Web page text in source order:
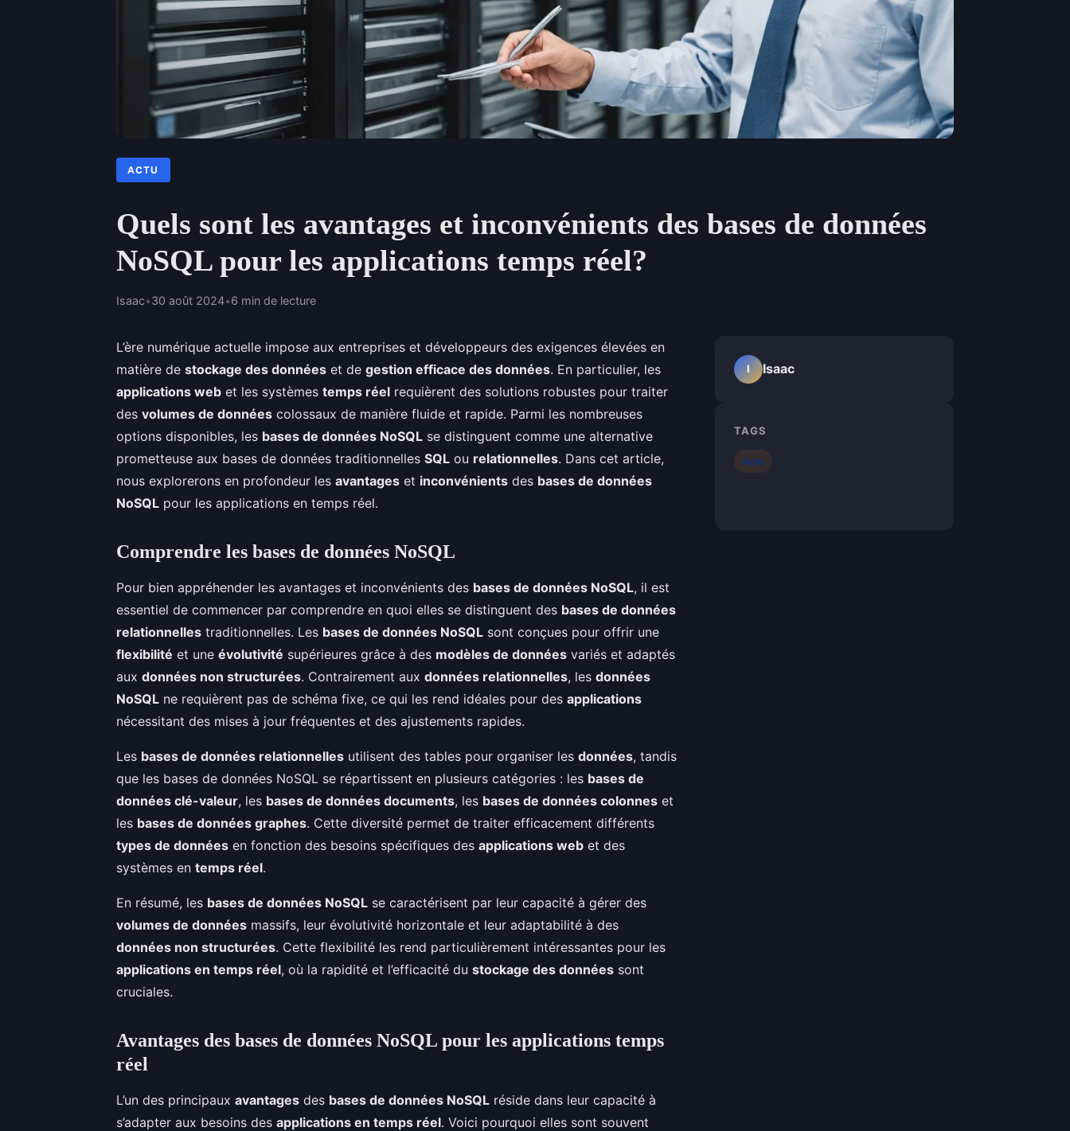
ACTU
Quels sont les avantages et inconvénients des bases de données
NoSQL pour les applications temps réel?
Isaac•30 août 2024•6 min de lecture
L’ère numérique actuelle impose aux entreprises et développeurs des exigences élevées en
matière de stockage des données et de gestion efficace des données. En particulier, les
applications web et les systèmes temps réel requièrent des solutions robustes pour traiter
des volumes de données colossaux de manière fluide et rapide. Parmi les nombreuses
options disponibles, les bases de données NoSQL se distinguent comme une alternative
prometteuse aux bases de données traditionnelles SQL ou relationnelles. Dans cet article,
nous explorerons en profondeur les avantages et inconvénients des bases de données
NoSQL pour les applications en temps réel.
Comprendre les bases de données NoSQL
Pour bien appréhender les avantages et inconvénients des bases de données NoSQL, il est
essentiel de commencer par comprendre en quoi elles se distinguent des bases de données
relationnelles traditionnelles. Les bases de données NoSQL sont conçues pour offrir une
flexibilité et une évolutivité supérieures grâce à des modèles de données variés et adaptés
aux données non structurées. Contrairement aux données relationnelles, les données
NoSQL ne requièrent pas de schéma fixe, ce qui les rend idéales pour des applications
nécessitant des mises à jour fréquentes et des ajustements rapides.
Les bases de données relationnelles utilisent des tables pour organiser les données, tandis
que les bases de données NoSQL se répartissent en plusieurs catégories : les bases de
données clé-valeur, les bases de données documents, les bases de données colonnes et
les bases de données graphes. Cette diversité permet de traiter efficacement différents
types de données en fonction des besoins spécifiques des applications web et des
systèmes en temps réel.
En résumé, les bases de données NoSQL se caractérisent par leur capacité à gérer des
volumes de données massifs, leur évolutivité horizontale et leur adaptabilité à des
données non structurées. Cette flexibilité les rend particulièrement intéressantes pour les
applications en temps réel, où la rapidité et l’efficacité du stockage des données sont
cruciales.
Avantages des bases de données NoSQL pour les applications temps
réel
L’un des principaux avantages des bases de données NoSQL réside dans leur capacité à
s’adapter aux besoins des applications en temps réel. Voici pourquoi elles sont souvent
I Isaac
TAGS
Actu